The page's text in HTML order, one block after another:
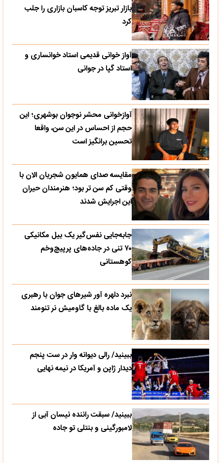
بازار تبریز توجه کاسبان بازاری را جلب
کرد
آواز خوانی قدیمی استاد خوانساری و
استاد گپا در جوانی
آوازخوانی محشر نوجوان بوشهری؛ این
حجم از احساس در این سن، واقعا
تحسین‌ برانگیز است
مقایسه صدای همایون شجریان الان با
وقتی کم سن تر بود؛ هنرمندان حیران
این اجرایش شدند
جابه‌جایی نفس‌گیر یک بیل مکانیکی
۷۰ تنی در جاده‌های پرپیچ‌وخم
کوهستانی
نبرد دلهره آور شیرهای جوان با رهبری
یک ماده بالغ با گاومیش نر تنومند
ببینید/ رالی دیوانه وار در ست پنجم
دیدار ژاپن و آمریکا در نیمه نهایی
ببینید/ سبقت راننده نیسان آبی از
لامبورگینی و بنتلی تو جاده